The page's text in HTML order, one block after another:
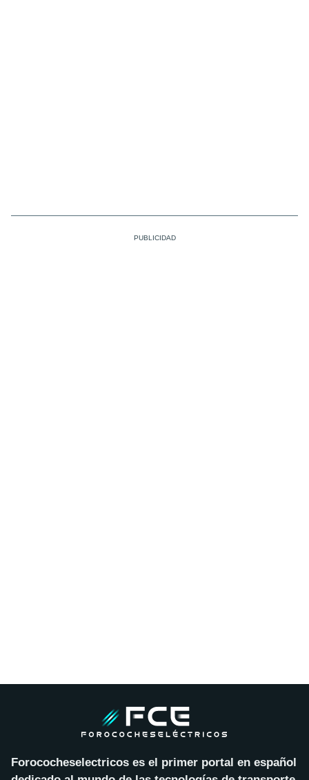
Forococheselectricos es el primer portal en español